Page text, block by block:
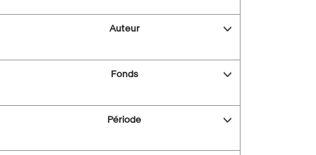
Auteur
Fonds
Période